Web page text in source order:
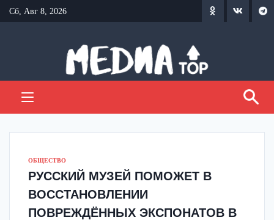
Перейти
к
Сб, Авг 8, 2026
ОБЩЕСТВО
РУССКИЙ МУЗЕЙ ПОМОЖЕТ В
ВОССТАНОВЛЕНИИ
ПОВРЕЖДЁННЫХ ЭКСПОНАТОВ В